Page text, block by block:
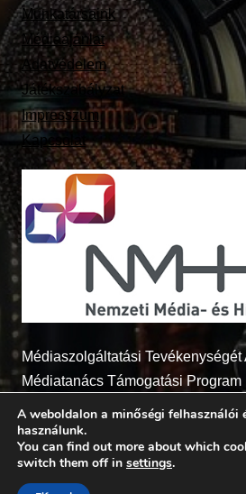
Munkatársaink
Médiaajánlat
Adatvédelem
Játékszabályzat
Impresszum
Kapcsolat
Médiaszolgáltatási Tevékenységét
Médiatanács Támogatási Program
© 2026 - Radio7.hu Minden
A weboldalon a minőségi felhasználói
használunk.
You can find out more about which
switch them off in settings.